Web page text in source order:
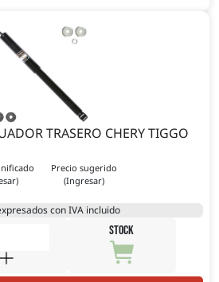
TRASERO CHERY TIGGO
Precio sugerido
(Ingresar)
con IVA incluido
STOCK